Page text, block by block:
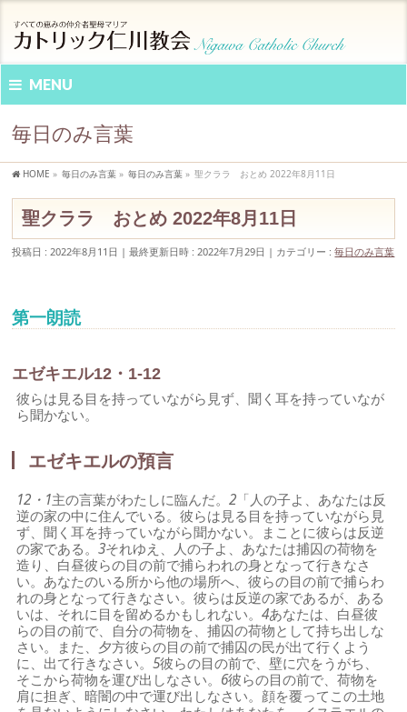
MENU
毎日のみ言葉
HOME » 毎日のみ言葉 » 毎日のみ言葉 » 聖クララ おとめ 2022年8月11日
聖クララ おとめ 2022年8月11日
投稿日 : 2022年8月11日 最終更新日時 : 2022年7月29日 カテゴリー :毎日のみ言葉
第一朗読
エゼキエル12・1-12
彼らは見る目を持っていながら見ず、聞く耳を持っていなが
ら聞かない。
エゼキエルの預言
12・1主の言葉がわたしに臨んだ。2 「人の子よ、あなたは反
逆の家の中に住んでいる。彼らは見る目を持っていながら見
ず、聞く耳を持っていながら聞かない。まことに彼らは反逆
の家である。3それゆえ、人の子よ、あなたは捕囚の荷物を
造り、白昼彼らの目の前で捕らわれの身となって行きなさ
い。あなたのいる所から他の場所へ、彼らの目の前で捕らわ
れの身となって行きなさい。彼らは反逆の家であるが、ある
いは、それに目を留めるかもしれない。4あなたは、白昼彼
らの目の前で、自分の荷物を、捕囚の荷物として持ち出しな
さい。また、夕方彼らの目の前で捕囚の民が出て行くよう
に、出て行きなさい。5彼らの目の前で、壁に穴をうがち、
そこから荷物を運び出しなさい。 6彼らの目の前で、荷物を
肩に担ぎ、暗闇の中で運び出しなさい。顔を覆ってこの土地